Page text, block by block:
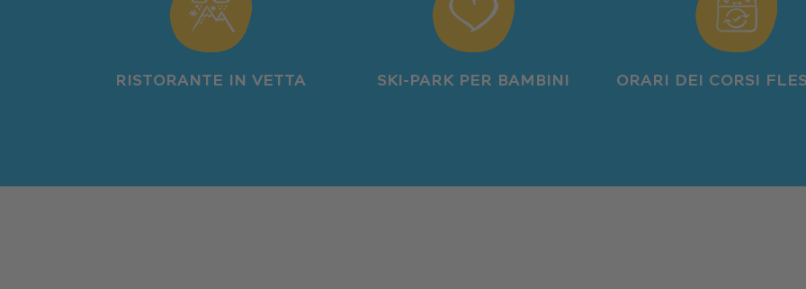
RISTORANTE IN VETTA SKI-PARK PER BAMBINI ORARI DEI CORSI